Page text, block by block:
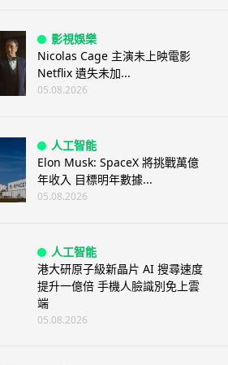
影視娛樂
Nicolas Cage 主演未上映電影
Netflix 遺失未加...
05.08.2026
人工智能
Elon Musk: SpaceX 將挑戰萬億
年收入 目標明年數據...
05.08.2026
人工智能
港大研原子級新晶片 AI 搜尋速度
提升一億倍 手機人臉識別免上雲
端
05.08.2026